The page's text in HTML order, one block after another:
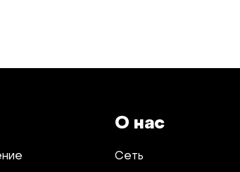
О нас
Сеть